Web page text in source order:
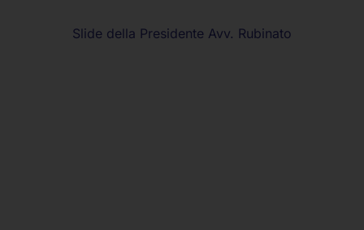
Slide della Presidente Avv. Rubinato